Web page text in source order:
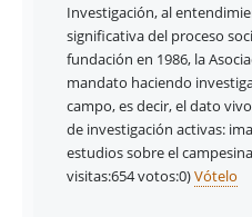
Investigación, al
significativa del proceso
fundación en 1986, la
mandato haciendo
campo, es decir, el dato
de investigación activas:
estudios sobre el
visitas:654votos:0)Vótelo